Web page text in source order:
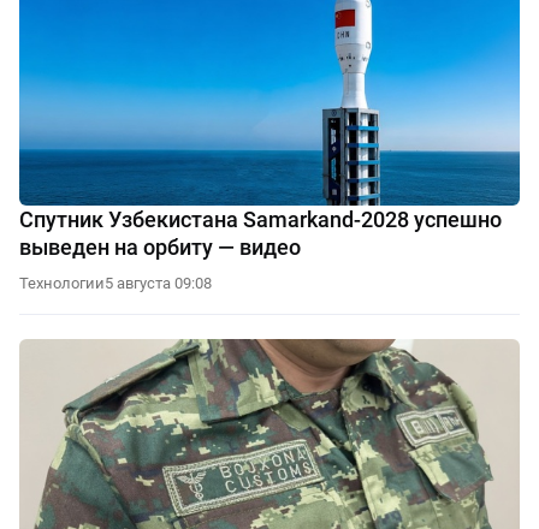
Спутник Узбекистана Samarkand-2028 успешно
выведен на орбиту — видео
Технологии5 августа 09:08